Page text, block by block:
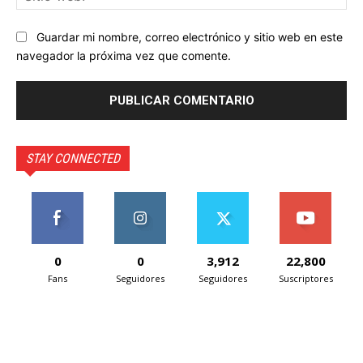
Guardar mi nombre, correo electrónico y sitio web en este
navegador la próxima vez que comente.
STAY CONNECTED
0
Fans
0
Seguidores
3,912
Seguidores
22,800
Suscriptores